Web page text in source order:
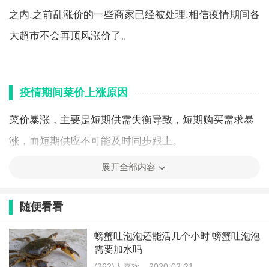
之内,之前乱涨价的一些商家已经被处理,相信疫情期间各
大超市不会再顶风涨价了。
疫情期间菜价上涨原因
菜价暴涨，主要是短期供需失衡导致，短期购买需求暴
涨，而短期供应不可能及时同步跟上。
基于对灾难的预期，人民要囤东西，短期买菜一般是一
一买就三五天一周的量也毫不鲜见，如此购买需求3-7倍
增长（粗略一说，主要想形容恐慌的人们导致短期需求
暴涨）
展开全部内容
随便看看
螃蟹吐泡泡还能活几个小时 螃蟹吐泡泡
需要加水吗